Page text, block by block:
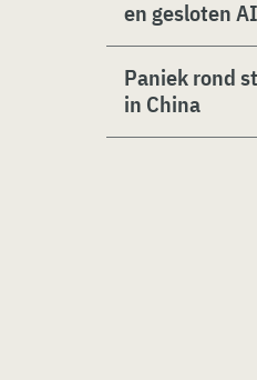
en gesloten
Paniek rond
in China